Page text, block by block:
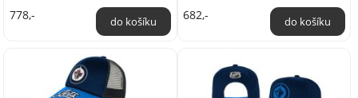
778,- 682,-